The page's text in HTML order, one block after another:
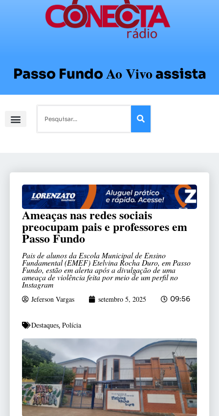
Passo FundoAo Vivoassista
Ameaças nas redes sociais
preocupam pais e professores em
Passo Fundo
Pais de alunos da Escola Municipal de Ensino
Fundamental (EMEF) Etelvina Rocha Duro, em Passo
Fundo, estão em alerta após a divulgação de uma
ameaça de violência feita por meio de um perfil no
Instagram
Jeferson Vargas setembro 5, 2025 09:56
Destaques, Polícia